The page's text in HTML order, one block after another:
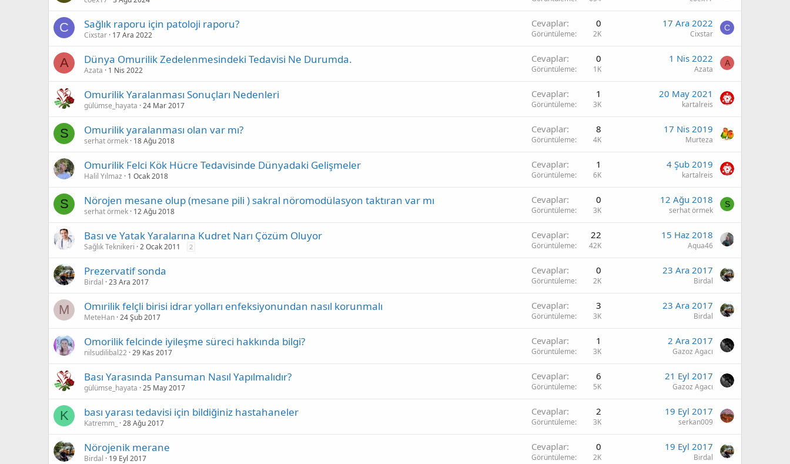
C Sağlık raporu için patoloji raporu?
Cixstar 17 Ara 2022
Cevaplar 0
Görüntüleme 2K
17 Ara 2022
Cixstar
C
A Dünya Omurilik Zedelenmesindeki Tedavisi Ne Durumda.
Azata 1 Nis 2022
Cevaplar 0
Görüntüleme 1K
1 Nis 2022
Azata
A
Omurilik Yaralanması Sonuçları Nedenleri
gülümse_hayata 24 Mar 2017
Cevaplar 1
Görüntüleme 3K
20 May 2021
kartalreis
S Omurilik yaralanması olan var mı?
serhat örmek 18 Ağu 2018
Cevaplar 8
Görüntüleme 4K
17 Nis 2019
Murteza
Omurilik Felci Kök Hücre Tedavisinde Dünyadaki Gelişmeler
Halil Yılmaz 1 Ocak 2018
Cevaplar 1
Görüntüleme 6K
4 Şub 2019
kartalreis
S Nörojen mesane olup (mesane pili ) sakral nöromodülasyon taktıran var mı
serhat örmek 12 Ağu 2018
Cevaplar 0
Görüntüleme 3K
12 Ağu 2018
serhat örmek
S
Bası ve Yatak Yaralarına Kudret Narı Çözüm Oluyor
Sağlık Teknikeri 2 Ocak 2011 2
Cevaplar 22
Görüntüleme 42K
15 Haz 2018
Aqua46
Prezervatif sonda
Birdal 23 Ara 2017
Cevaplar 0
Görüntüleme 2K
23 Ara 2017
Birdal
M Omırilik felçli birisi idrar yolları enfeksiyonundan nasıl korunmalı
MeteHan 24 Şub 2017
Cevaplar 3
Görüntüleme 3K
23 Ara 2017
Birdal
Omorilik felcinde iyileşme süreci hakkında bilgi?
nilsudilibal22 29 Kas 2017
Cevaplar 1
Görüntüleme 3K
2 Ara 2017
Gazoz Agacı
Bası Yarasında Pansuman Nasıl Yapılmalıdır?
gülümse_hayata 25 May 2017
Cevaplar 6
Görüntüleme 5K
21 Eyl 2017
Gazoz Agacı
K bası yarası tedavisi için bildiğiniz hastahaneler
Katremm_ 28 Ağu 2017
Cevaplar 2
Görüntüleme 3K
19 Eyl 2017
serkan009
Nörojenik merane
Birdal 19 Eyl 2017
Cevaplar 0
Görüntüleme 2K
19 Eyl 2017
Birdal